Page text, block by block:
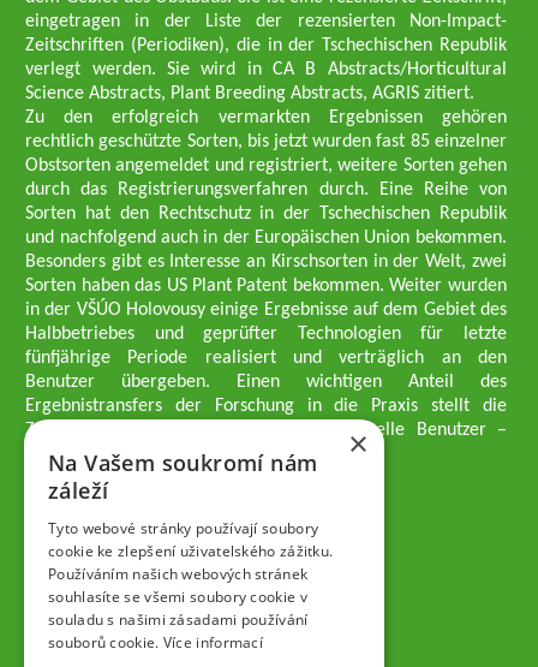
eingetragen in der Liste der rezensierten Non-Impact-
Zeitschriften (Periodiken), die in der Tschechischen Republik
verlegt werden. Sie wird in CA B Abstracts/Horticultural
Science Abstracts, Plant Breeding Abstracts, AGRIS zitiert.
Zu den erfolgreich vermarkten Ergebnissen gehören
rechtlich geschützte Sorten, bis jetzt wurden fast 85 einzelner
Obstsorten angemeldet und registriert, weitere Sorten gehen
durch das Registrierungsverfahren durch. Eine Reihe von
Sorten hat den Rechtschutz in der Tschechischen Republik
und nachfolgend auch in der Europäischen Union bekommen.
Besonders gibt es Interesse an Kirschsorten in der Welt, zwei
Sorten haben das US Plant Patent bekommen. Weiter wurden
in der VŠÚO Holovousy einige Ergebnisse auf dem Gebiet des
Halbbetriebes und geprüfter Technologien für letzte
fünfjährige Periode realisiert und verträglich an den
Benutzer übergeben. Einen wichtigen Anteil des
Ergebnistransfers der Forschung in die Praxis stellt die
Züchtungsmethodik dar, die an professionelle Benutzer –
professionelle Obstzüchter übergeben wird.
Geschäftsführer der Gesellschaft
Dipl.-Ing. Tomáš Zmeškal
Dipl.-Ing. Jaroslav Vácha
Gesellschafter
Dipl.-Ing. Jan Blažek, CS c.
Dipl.-Ing. Josef Kosina, CS c.
Dipl.-Ing. Václav Ludvík
×
Na Vašem soukromí nám
záleží
Tyto webové stránky používají soubory
cookie ke zlepšení uživatelského zážitku.
Používáním našich webových stránek
souhlasíte se všemi soubory cookie v
souladu s našimi zásadami používání
souborů cookie. Více informací